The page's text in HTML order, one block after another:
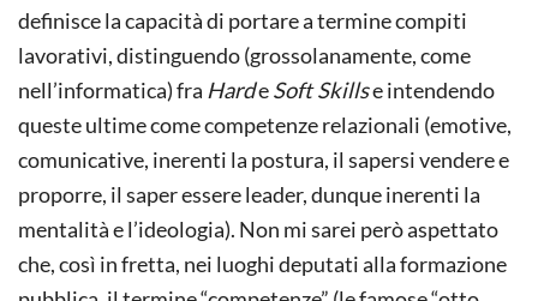
definisce la capacità di portare a termine compiti
lavorativi, distinguendo (grossolanamente, come
nell’informatica) fra HardeSoft Skillse intendendo
queste ultime come competenze relazionali (emotive,
comunicative, inerenti la postura, il sapersi vendere e
proporre, il saper essere leader, dunque inerenti la
mentalità e l’ideologia). Non mi sarei però aspettato
che, così in fretta, nei luoghi deputati alla formazione